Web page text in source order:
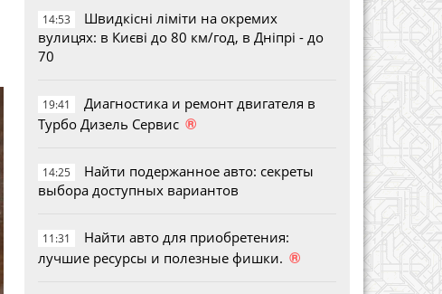
14:53
Швидкісні ліміти на окремих
вулицях: в Києві до 80 км/год, в Дніпрі - до
70
19:41
Диагностика и ремонт двигателя в
Турбо Дизель Сервис ®
14:25
Найти подержанное авто: секреты
выбора доступных вариантов
11:31
Найти авто для приобретения:
лучшие ресурсы и полезные фишки. ®